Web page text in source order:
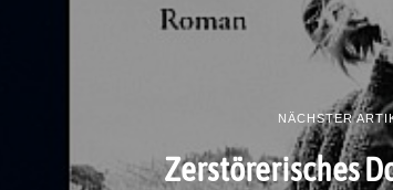
NÄCHSTER
Zerstörerisches